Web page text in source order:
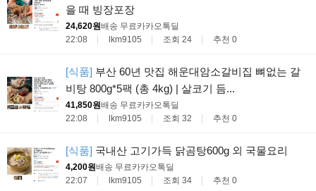
을 때 빙장포장
24,620원배송 무료카카오톡딜
22:08
lkm9105 조회 24 추천 0
[식품] 부산 60년 맛집 해운대암소갈비집 뼈없는 갈
비탕 800g*5팩 (총 4kg) | 살코기 듬...
41,850원배송 무료카카오톡딜
22:08
lkm9105 조회 32 추천 0
[식품] 국내산 고기가득 닭곰탕600g 외 국물요리
4,200원배송 무료카카오톡딜
22:07
lkm9105 조회 34 추천 0